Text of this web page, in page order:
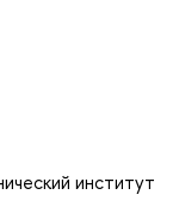
институт